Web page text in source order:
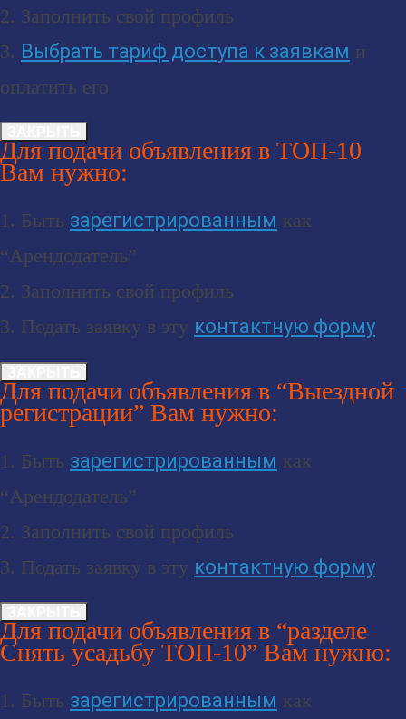
2. Заполнить свой профиль
3. Выбрать тариф доступа к заявкам и
оплатить его
Для подачи объявления в ТОП-10
Вам нужно:
1. Быть зарегистрированным как
“Арендодатель”
2. Заполнить свой профиль
3. Подать заявку в эту контактную форму
Для подачи объявления в “Выездной
регистрации” Вам нужно:
1. Быть зарегистрированным как
“Арендодатель”
2. Заполнить свой профиль
3. Подать заявку в эту контактную форму
Для подачи объявления в “разделе
Снять усадьбу ТОП-10” Вам нужно:
1. Быть зарегистрированным как